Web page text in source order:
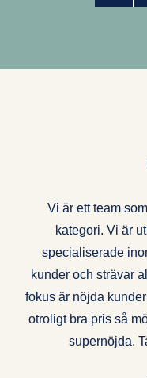
Vi är ett team
kategori. Vi är
specialiserade
kunder och strävar
fokus är nöjda
otroligt bra pris så
supernöjda.